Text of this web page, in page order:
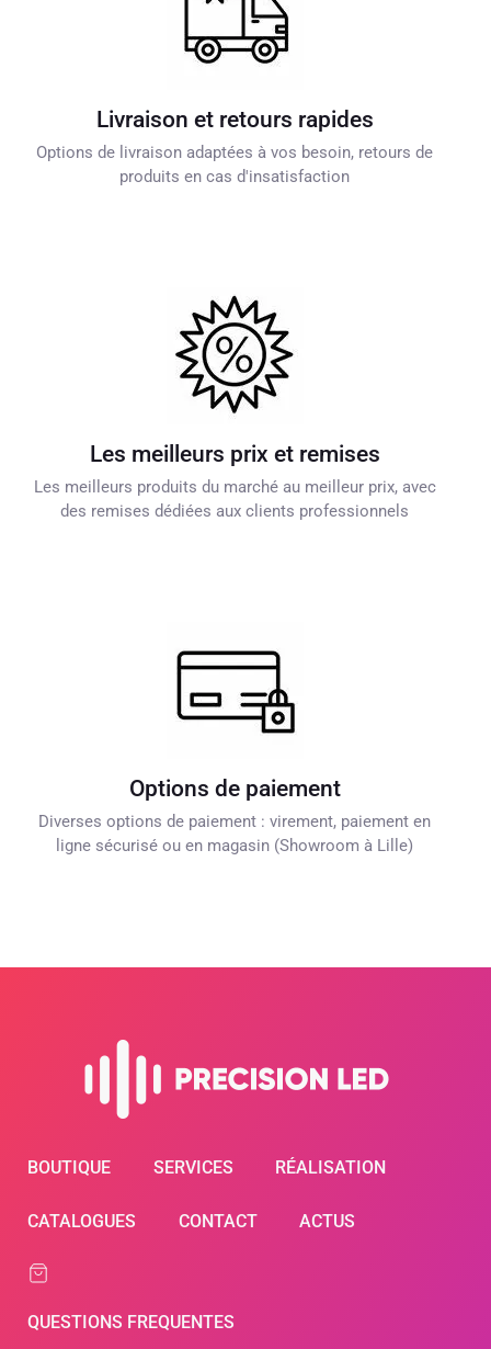
Livraison et retours rapides
Options de livraison adaptées à vos besoin, retours de
produits en cas d'insatisfaction
Les meilleurs prix et remises
Les meilleurs produits du marché au meilleur prix, avec
des remises dédiées aux clients professionnels
Options de paiement
Diverses options de paiement : virement, paiement en
ligne sécurisé ou en magasin (Showroom à Lille)
BOUTIQUE SERVICES RÉALISATION
CATALOGUES CONTACT ACTUS
QUESTIONS FREQUENTES